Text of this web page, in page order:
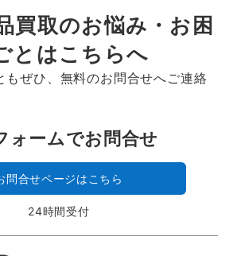
買取のお悩み・お困
とはこちらへ
もぜひ、無料のお問合せへご連絡
ォームでお問合せ
問合せページはこちら
24時間受付